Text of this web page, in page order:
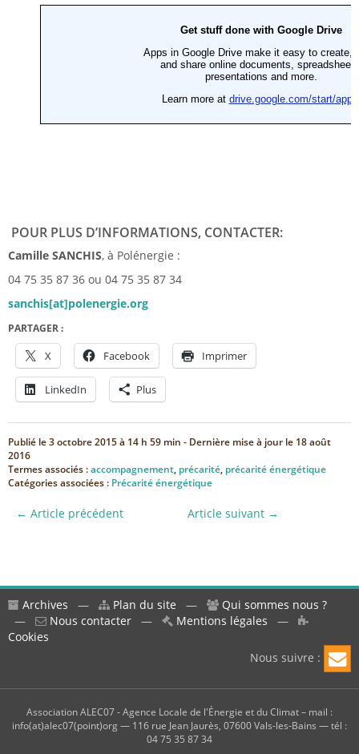
POUR PLUS D’INFORMATIONS, CONTACTER:
Camille SANCHIS, à Polénergie :
04 75 35 87 36 ou 04 75 35 87 34
sanchis[at]polenergie.org
PARTAGER :
X Facebook Imprimer
LinkedIn Plus
Publié le3 octobre 2015 à 14 h 59 min - Dernière mise à jour le 18 août
2016
Termes associés :accompagnement, précarité, précarité énergétique
Catégories associées : Précarité énergétique
← Article précédent Article suivant →
Archives — Plan du site —
Qui sommes nous ?
—
Nous contacter — Mentions légales —
Cookies
Nous suivre :
Association ALEC07 - Agence Locale de l'Énergie et du Climat – mail :
info(at)alec07(point)org — 116 rue Jean Jaurès, 07600 Vals-les-Bains — tél :
04 75 35 87 34